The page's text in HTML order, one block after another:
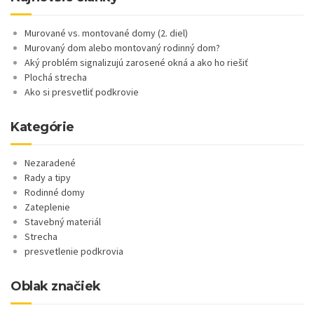
Murované vs. montované domy (2. diel)
Murovaný dom alebo montovaný rodinný dom?
Aký problém signalizujú zarosené okná a ako ho riešiť
Plochá strecha
Ako si presvetliť podkrovie
Kategórie
Nezaradené
Rady a tipy
Rodinné domy
Zateplenie
Stavebný materiál
Strecha
presvetlenie podkrovia
Oblak značiek